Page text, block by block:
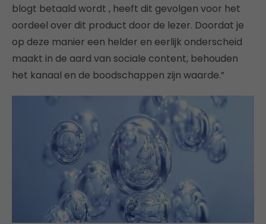
blogt betaald wordt , heeft dit gevolgen voor het
oordeel over dit product door de lezer. Doordat je
op deze manier een helder en eerlijk onderscheid
maakt in de aard van sociale content, behouden
het kanaal en de boodschappen zijn waarde.”